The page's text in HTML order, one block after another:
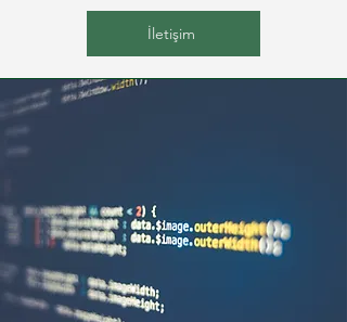
İletişim